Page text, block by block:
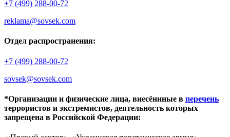
+7 (499) 288-00-72
reklama@sovsek.com
Отдел распространения:
+7 (499) 288-00-72
sovsek@sovsek.com
*Организации и физические лица, внесённные в перечень
террористов и экстремистов, деятельность которых
запрещена в Российской Федерации: